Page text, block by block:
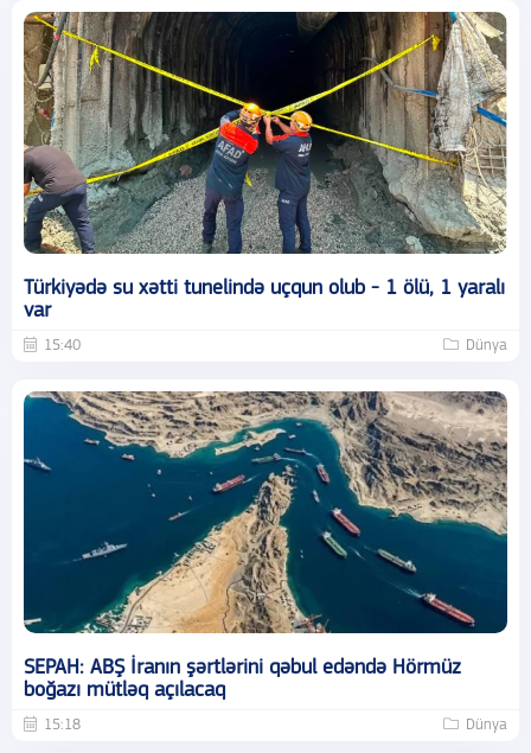
Türkiyədə su xətti tunelində uçqun olub - 1 ölü, 1 yaralı
var
15:40 Dünya
SEPAH: ABŞ İranın şərtlərini qəbul edəndə Hörmüz
boğazı mütləq açılacaq
15:18 Dünya